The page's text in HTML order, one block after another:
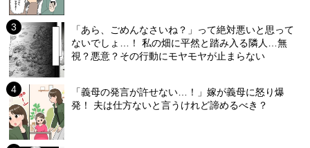
「あら、ごめんなさいね？」って絶対悪いと思って
ないでしょ…！ 私の畑に平然と踏み入る隣人…無
視？悪意？その行動にモヤモヤが止まらない
「義母の発言が許せない…！」嫁が義母に怒り爆
発！ 夫は仕方ないと言うけれど諦めるべき？